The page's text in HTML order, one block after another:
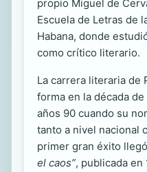
propio Miguel de
Escuela de Letras de
Habana, donde
como crítico literario.
La carrera literaria de
forma en la década
años 90 cuando su
tanto a nivel nacional
primer gran éxito
el caos”, publicada